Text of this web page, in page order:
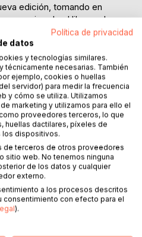
edición, tomando en
mejorado el libro en la
del Bonsai.
manual a cincuenta y cinco
el mismo precio.
en el arte de los bonsáis
que se podría pensar: basta
básicas que explican cómo
armarse de
un bonsái de buen
la búsqueda de la planta
los diferentes estilos de
Política de privacidad
datos
y tecnologías similares.
técnicamente necesarias. También
ejemplo, cookies o huellas
servidor) para medir la frecuencia
y cómo se utiliza. Utilizamos
marketing y utilizamos para ello el
proveedores terceros, lo que
huellas dactilares, píxeles de
los dispositivos.
de terceros de otros proveedores
sitio web. No tenemos ninguna
de los datos y cualquier
externo.
a los procesos descritos
consentimiento con efecto para el
).